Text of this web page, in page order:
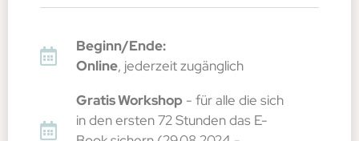
Beginn/Ende:
Online, jederzeit zugänglich
Gratis Workshop - für alle die sich
in den ersten 72 Stunden das E-